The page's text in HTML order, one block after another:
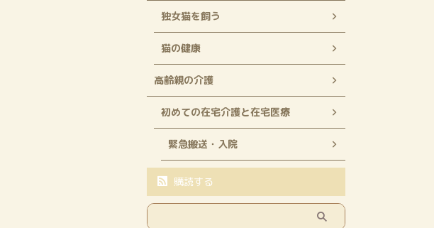
独女猫を飼う
猫の健康
高齢親の介護
初めての在宅介護と在宅医療
緊急搬送・入院
購読する